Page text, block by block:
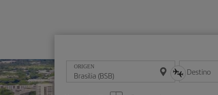
ORIGEN Destino